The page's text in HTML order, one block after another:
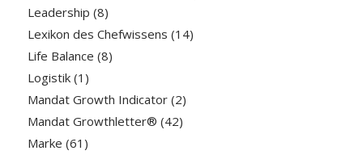
Leadership (8)
Lexikon des Chefwissens (14)
Life Balance (8)
Logistik(1)
Mandat Growth Indicator(2)
Mandat Growthletter® (42)
Marke (61)